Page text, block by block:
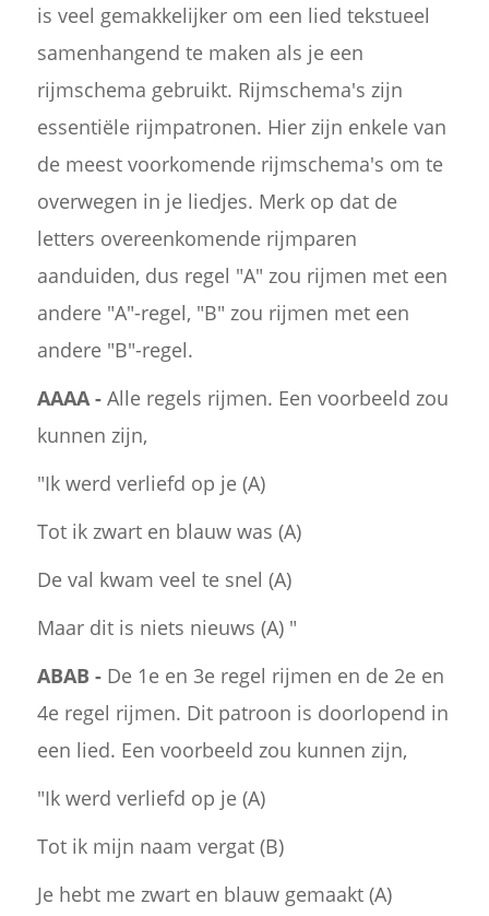
is veel gemakkelijker om een lied tekstueel
samenhangend te maken als je een
rijmschema gebruikt. Rijmschema's zijn
essentiële rijmpatronen. Hier zijn enkele van
de meest voorkomende rijmschema's om te
overwegen in je liedjes. Merk op dat de
letters overeenkomende rijmparen
aanduiden, dus regel "A" zou rijmen met een
andere "A"-regel, "B" zou rijmen met een
andere "B"-regel.
AAAA -Alle regels rijmen. Een voorbeeld zou
kunnen zijn,
"Ik werd verliefd op je (A)
Tot ik zwart en blauw was (A)
De val kwam veel te snel (A)
Maar dit is niets nieuws (A) "
ABAB -De 1e en 3e regel rijmen en de 2e en
4e regel rijmen. Dit patroon is doorlopend in
een lied. Een voorbeeld zou kunnen zijn,
"Ik werd verliefd op je (A)
Tot ik mijn naam vergat (B)
Je hebt me zwart en blauw gemaakt (A)